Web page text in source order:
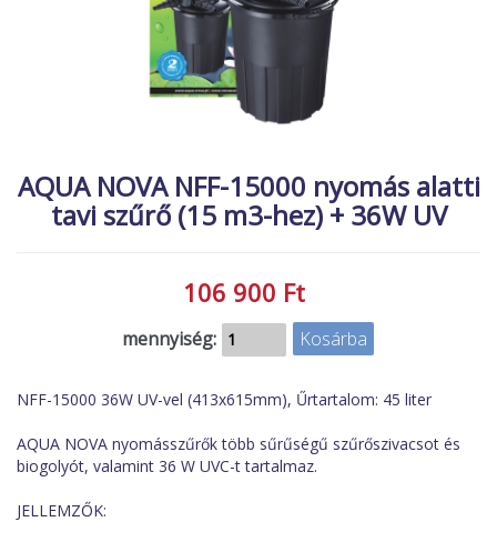
ÉLŐ ÉDESVÍZI
ÉLŐ TENGERI
NÖVÉNYEK
EGYÉB
AQUA NOVA NFF-15000 nyomás alatti
tavi szűrő (15 m3-hez) + 36W UV
106 900 Ft
mennyiség:
NFF-15000 36W UV-vel (413x615mm), Űrtartalom: 45 liter
AQUA NOVA nyomásszűrők több sűrűségű szűrőszivacsot és
biogolyót, valamint 36 W UVC-t tartalmaz.
JELLEMZŐK: